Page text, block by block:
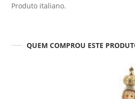
Produto italiano.
QUEM COMPROU ESTE